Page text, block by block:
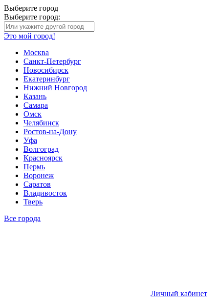
Выберите город
Выберите город:
Это мой город!
Москва
Санкт-Петербург
Новосибирск
Екатеринбург
Нижний Новгород
Казань
Самара
Омск
Челябинск
Ростов-на-Дону
Уфа
Волгоград
Красноярск
Пермь
Воронеж
Саратов
Владивосток
Тверь
Все города
Личный кабинет